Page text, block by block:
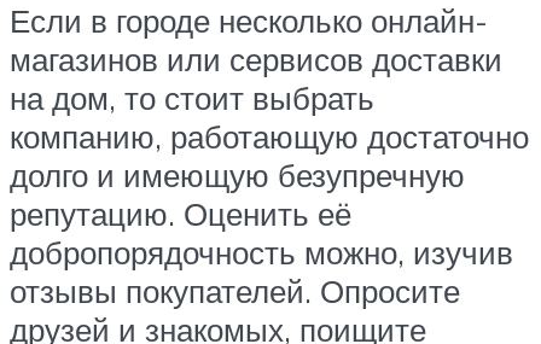
Если в городе несколько онлайн-
магазинов или сервисов доставки
на дом, то стоит выбрать
компанию, работающую достаточно
долго и имеющую безупречную
репутацию. Оценить её
добропорядочность можно, изучив
отзывы покупателей. Опросите
друзей и знакомых, поищите